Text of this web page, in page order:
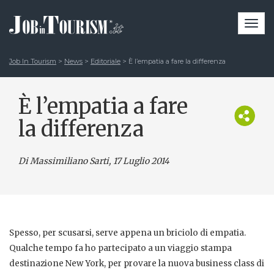
Job In Tourism > News > Editoriale > È l’empatia a fare la differenza
È l’empatia a fare
la differenza
Di Massimiliano Sarti, 17 Luglio 2014
Spesso, per scusarsi, serve appena un briciolo di empatia.
Qualche tempo fa ho partecipato a un viaggio stampa
destinazione New York, per provare la nuova business class di